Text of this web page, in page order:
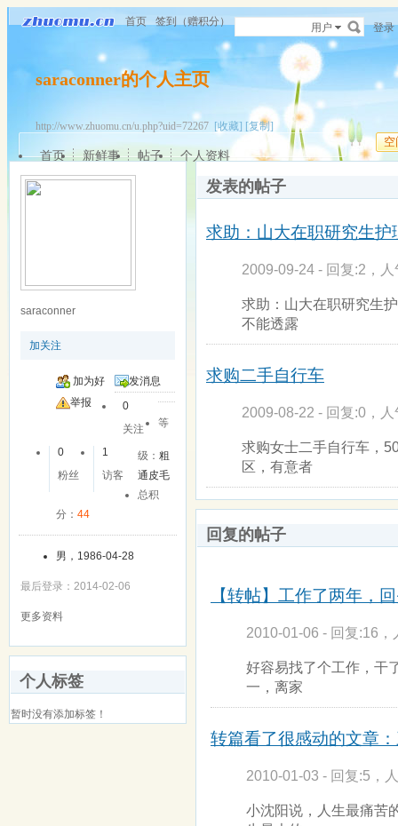
首页 签到（赠积分） 用户 登录
saraconner的个人主页
http://www.zhuomu.cn/u.php?uid=72267 [收藏] [复制]
空
首页 新鲜事 帖子 个人资料
saraconner
加关注
加为好
友
发消息
举报
0
关注
0
粉丝
1
访客
等
级：粗
通皮毛
总积
分： 44
男，1986-04-28
最后登录：2014-02-06
更多资料
个人标签
暂时没有添加标签！
发表的帖子
求助：山大在职研究生护
2009-09-24 - 回复:2，
求助：山大在职研究生
不能透露
求购二手自行车
2009-08-22 - 回复:0，
求购女士二手自行车，
区，有意者
回复的帖子
【转帖】工作了两年，
2010-01-06 - 回复:16
好容易找了个工作，干
一，离家
转篇看了很感动的文章
2010-01-03 - 回复:5，
小沈阳说，人生最痛苦